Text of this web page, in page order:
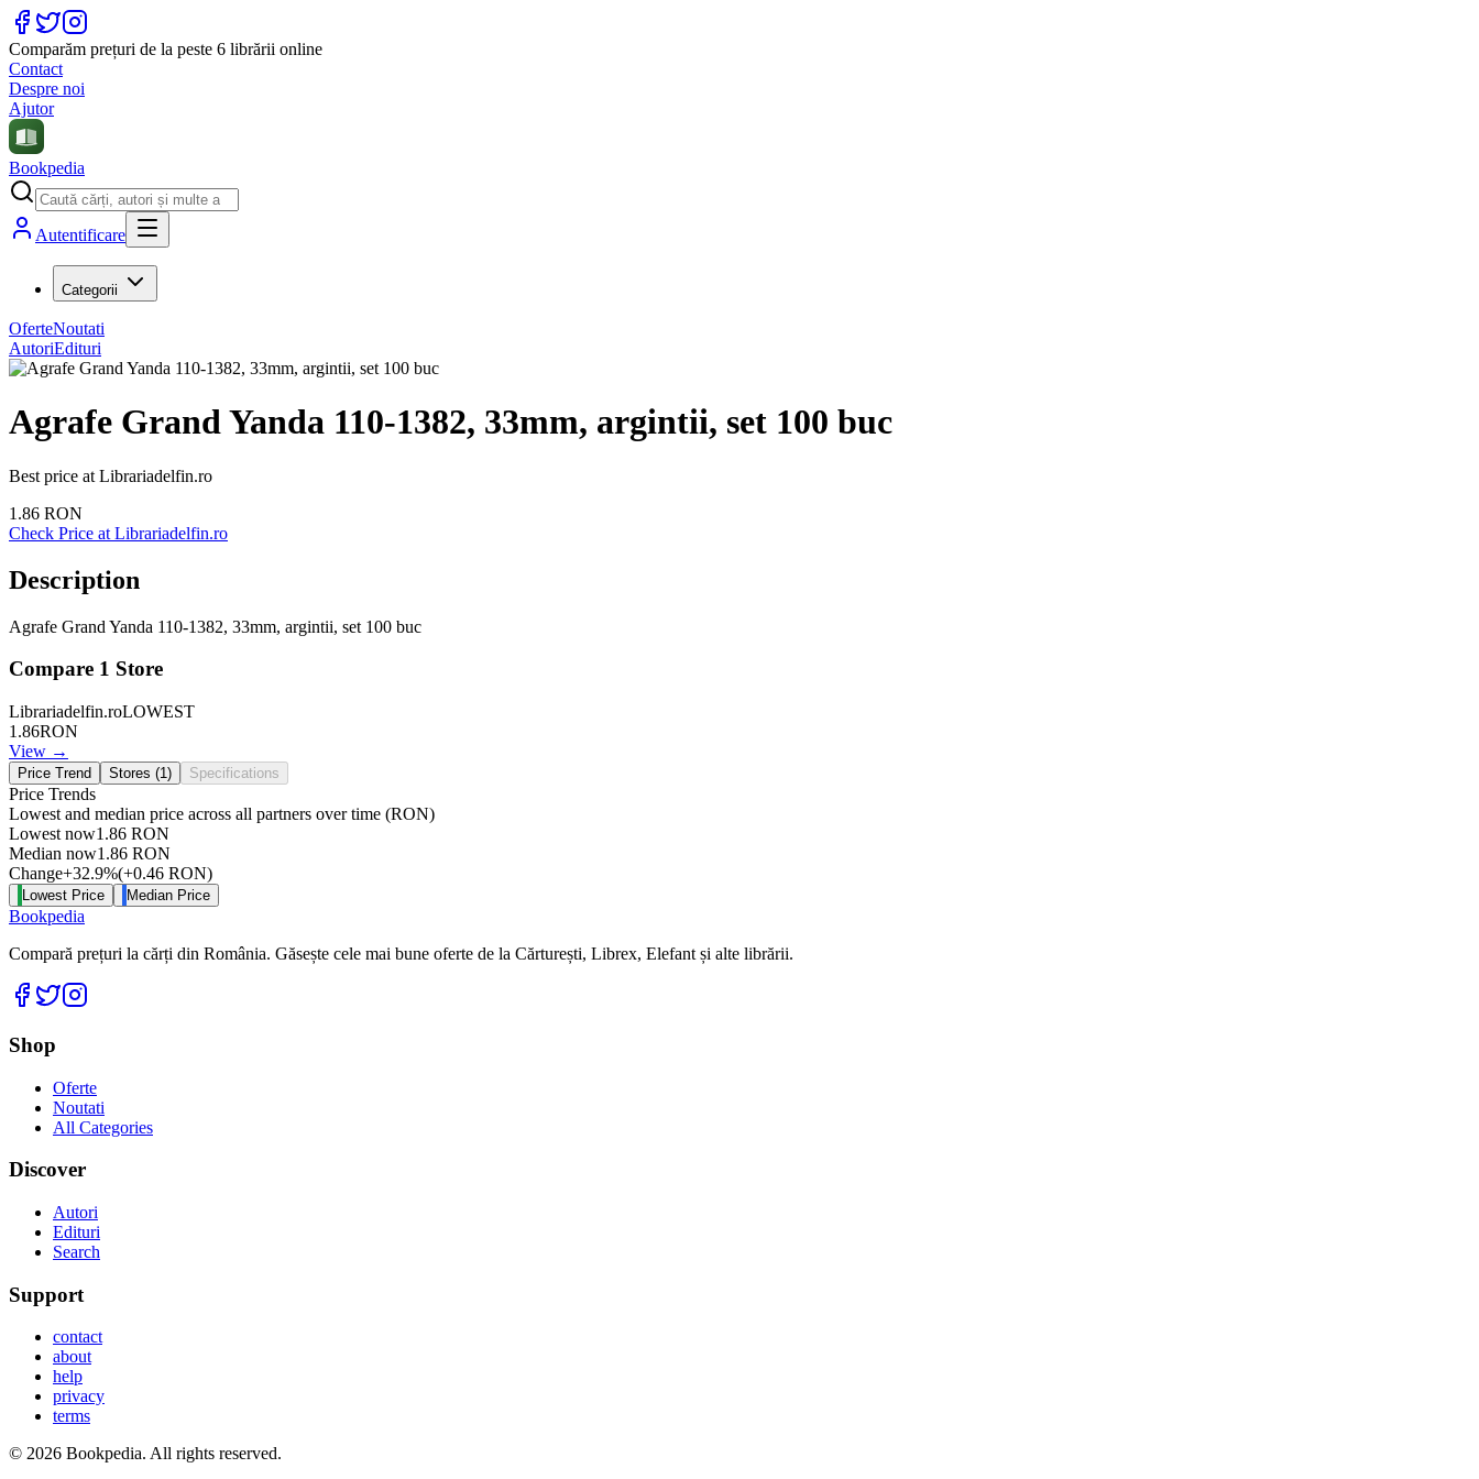
Comparăm prețuri de la peste 6 librării online
Contact
Despre noi
Ajutor
Bookpedia
Autentificare
Categorii
OferteNoutati
AutoriEdituri
Agrafe Grand Yanda 110-1382, 33mm, argintii, set 100 buc
Best price at Librariadelfin.ro
1.86 RON
Check Price at Librariadelfin.ro
Description
Agrafe Grand Yanda 110-1382, 33mm, argintii, set 100 buc
Compare 1 Store
Librariadelfin.roLOWEST
1.86RON
View →
Price Trend Stores (1) Specifications
Price Trends
Lowest and median price across all partners over time (RON)
Lowest now1.86 RON
Median now1.86 RON
Change+32.9%(+0.46 RON)
Lowest Price Median Price
Bookpedia
Compară prețuri la cărți din România. Găsește cele mai bune oferte de la Cărturești, Librex, Elefant și alte librării.
Facebook
Twitter
Shop
Oferte
Noutati
All Categories
Discover
Autori
Edituri
Search
Support
contact
about
help
privacy
terms
© 2026 Bookpedia. All rights reserved.